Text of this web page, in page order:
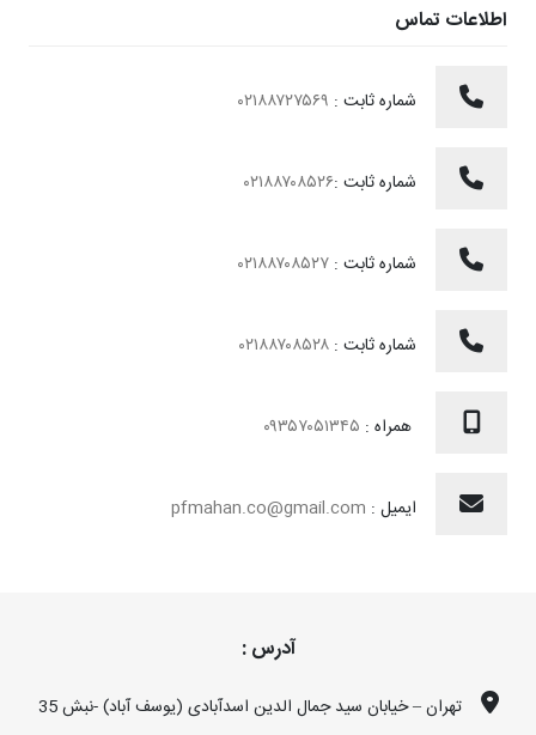
اطلاعات تماس
شماره ثابت :
شماره ثابت :۰۲۱۸۸۷۰۸۵۲۶
شماره ثابت :
شماره ثابت :
همراه :
ایمیل : pfmahan.co@gmail.com
آدرس :
تهران – خیابان سید جمال الدین اسدآبادی (یوسف آباد) -نبش 35